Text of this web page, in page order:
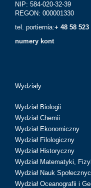
NIP: 584-020-32-39
REGON: 000001330
tel. portiernia:+ 48 58 523
numery kont
Wydziały
Wydział Biologii
Wydział Chemii
Wydział Ekonomiczny
Wydział Filologiczny
Wydział Historyczny
Wydział Matematyki,
Wydział Nauk
Wydział Oceanografii i